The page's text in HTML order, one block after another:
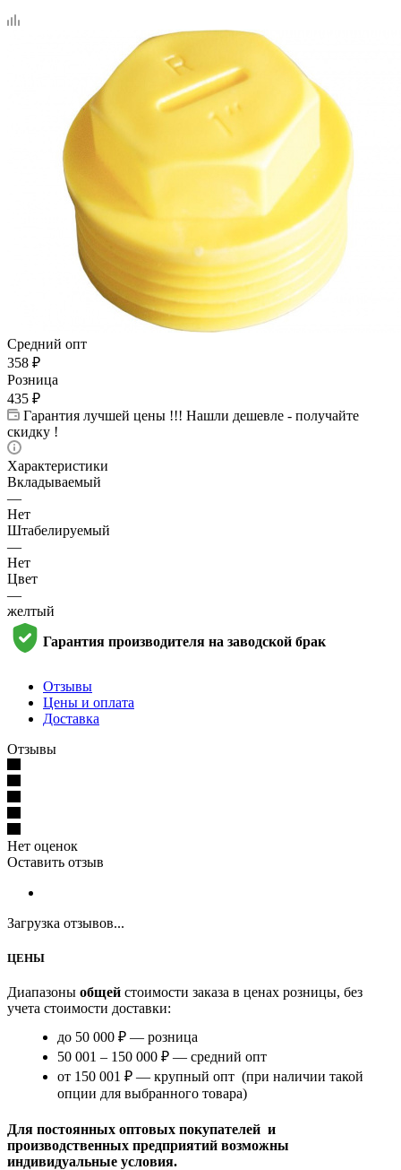
Средний опт
358 ₽
Розница
435 ₽
Гарантия лучшей цены !!! Нашли дешевле - получайте
скидку !
Характеристики
Вкладываемый
—
Нет
Штабелируемый
—
Нет
Цвет
—
желтый
Гарантия производителя на заводской брак
Отзывы
Цены и оплата
Доставка
Отзывы
Нет оценок
Оставить отзыв
Загрузка отзывов...
ЦЕНЫ
Диапазоны общей стоимости заказа в ценах розницы, без
учета стоимости доставки:
до 50 000 ₽ — розница
50 001 – 150 000 ₽ — средний опт
от 150 001 ₽ — крупный опт (при наличии такой
опции для выбранного товара)
Для постоянных оптовых покупателей и
производственных предприятий возможны
индивидуальные условия.